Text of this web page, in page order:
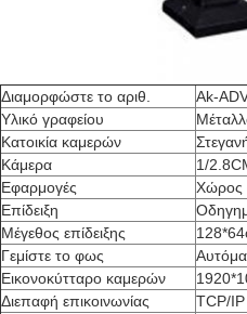
Διαμορφώστε το αριθ.
Ak-
Υλικό γραφείου
Κατοικία καμερών
Κάμερα
1/
Εφαρμογές
Χώρος
Επίδειξη
Μέγεθος επίδειξης
Γεμίστε το φως
Εικονοκύτταρο καμερών
Διεπαφή επικοινωνίας
TCP/IP